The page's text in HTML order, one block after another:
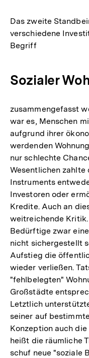
Das zweite
verschiedene
Begriff
Sozialer
zusammengefasst
war es, Menschen
aufgrund ihrer
werdenden
nur schlechte
Wesentlichen zahlte
Instruments
Investoren oder
Kredite. Auch an
weitreichende
Bedürftige zwar
nicht sichergestellt
Aufstieg die
wieder verließen.
"fehlbelegten"
Großstädte
Letztlich
seiner auf
Konzeption auch
heißt die räumliche
schuf neue "soziale